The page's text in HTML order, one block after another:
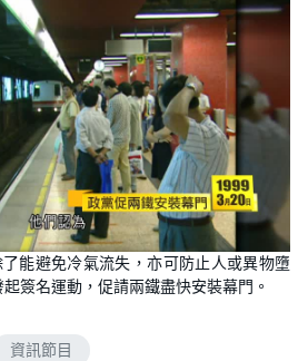
了能避免冷氣流失，亦可防止人或異物墮
簽名運動，促請兩鐵盡快安裝幕門。
資訊節目